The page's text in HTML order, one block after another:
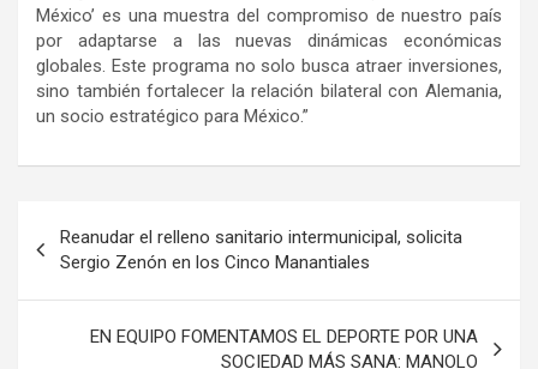
México’ es una muestra del compromiso de nuestro país
por adaptarse a las nuevas dinámicas económicas
globales. Este programa no solo busca atraer inversiones,
sino también fortalecer la relación bilateral con Alemania,
un socio estratégico para México.”
de
entradas
Reanudar el relleno sanitario intermunicipal, solicita
Sergio Zenón en los Cinco Manantiales
EN EQUIPO FOMENTAMOS EL DEPORTE POR UNA
SOCIEDAD MÁS SANA: MANOLO